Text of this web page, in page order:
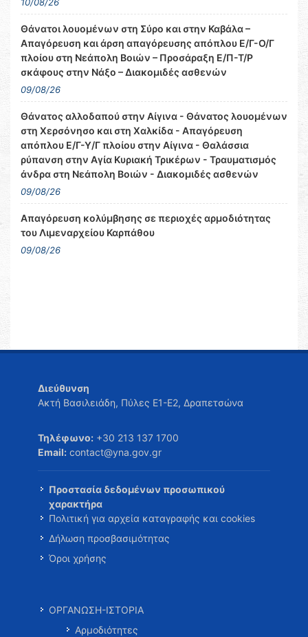
10/08/26
Θάνατοι λουομένων στη Σύρο και στην Καβάλα –
Απαγόρευση και άρση απαγόρευσης απόπλου Ε/Γ-Ο/Γ
πλοίου στη Νεάπολη Βοιών – Προσάραξη Ε/Π-Τ/Ρ
σκάφους στην Νάξο – Διακομιδές ασθενών
09/08/26
Θάνατος αλλοδαπού στην Αίγινα - Θάνατος λουομένων
στη Χερσόνησο και στη Χαλκίδα - Απαγόρευση
απόπλου Ε/Γ-Υ/Γ πλοίου στην Αίγινα - Θαλάσσια
ρύπανση στην Αγία Κυριακή Τρικέρων - Τραυματισμός
άνδρα στη Νεάπολη Βοιών - Διακομιδές ασθενών
09/08/26
Απαγόρευση κολύμβησης σε περιοχές αρμοδιότητας
του Λιμεναρχείου Καρπάθου
09/08/26
Διεύθυνση
Ακτή Βασιλειάδη, Πύλες Ε1-Ε2, Δραπετσώνα
Τηλέφωνο: +30 213 137 1700
Email: contact@yna.gov.gr
Προστασία δεδομένων προσωπικού
χαρακτήρα
Πολιτική για αρχεία καταγραφής και cookies
Δήλωση προσβασιμότητας
Όροι χρήσης
ΟΡΓΑΝΩΣΗ-ΙΣΤΟΡΙΑ
Αρμοδιότητες